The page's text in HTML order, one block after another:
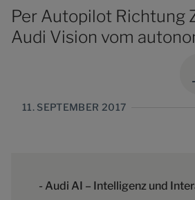
Per Autopilot Richtung
Audi Vision vom
11. SEPTEMBER 2017
- Audi AI – Intelligenz und